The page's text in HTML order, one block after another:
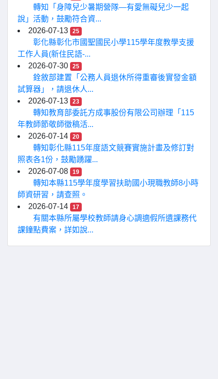
轉知「身障兒少暑期營隊—有愛無礙兒少一起
說」活動，鼓勵符合資...
2026-07-13
25
彰化縣彰化市國聖國民小學115學年度教學支援
工作人員(新住民語-...
2026-07-30
25
銓敘部建置「公務人員退休所得重審後實發金額
試算器」，請退休人...
2026-07-13
23
轉知教育部委託方成事股份有限公司辦理「115
年教師節敬師徵稿活...
2026-07-14
20
轉知彰化縣115年度語文競賽實施計畫及修訂對
照表各1份，鼓勵踴躍...
2026-07-08
19
轉知本縣115學年度學習扶助國小現職教師8小時
師資研習，請查照。
2026-07-14
17
有關本縣所屬學校教師請身心調適假所遺課務代
課鐘點費案，詳如說...